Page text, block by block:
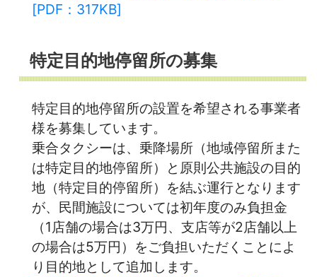
[PDF：317KB]
特定目的地停留所の募集
特定目的地停留所の設置を希望される事業者
様を募集しています。
乗合タクシーは、乗降場所（地域停留所また
は特定目的地停留所）と原則公共施設の目的
地（特定目的停留所）を結ぶ運行となります
が、民間施設については初年度のみ負担金
（1店舗の場合は3万円、支店等が2店舗以上
の場合は5万円）をご負担いただくことによ
り目的地として追加します。